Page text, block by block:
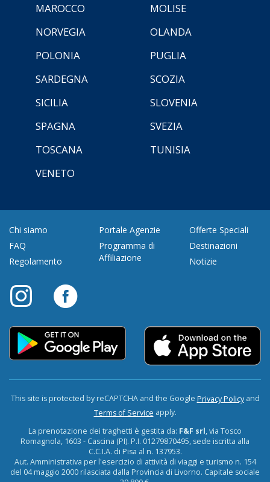
MAROCCO
MOLISE
NORVEGIA
OLANDA
POLONIA
PUGLIA
SARDEGNA
SCOZIA
SICILIA
SLOVENIA
SPAGNA
SVEZIA
TOSCANA
TUNISIA
VENETO
Chi siamo
FAQ
Regolamento
Portale Agenzie
Programma di
Affiliazione
Offerte Speciali
Destinazioni
Notizie
This site is protected by reCAPTCHA and the Google Privacy Policyand
Terms of Service apply.
La prenotazione dei traghetti è gestita da: F&F srl, via Tosco
Romagnola, 1603 - Cascina (PI). P.I. 01279870495, sede iscritta alla
C.C.I.A. di Pisa al n. 137953.
Aut. Amministrativa per l'esercizio di attività di viaggi e turismo n. 154
del 04 maggio 2000 rilasciata dalla Provincia di Livorno. Capitale sociale